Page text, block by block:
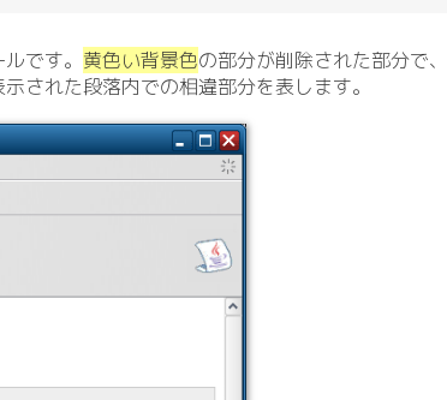
です。 黄色い背景色の部分が削除された部分で、
された段落内での相違部分を表します。